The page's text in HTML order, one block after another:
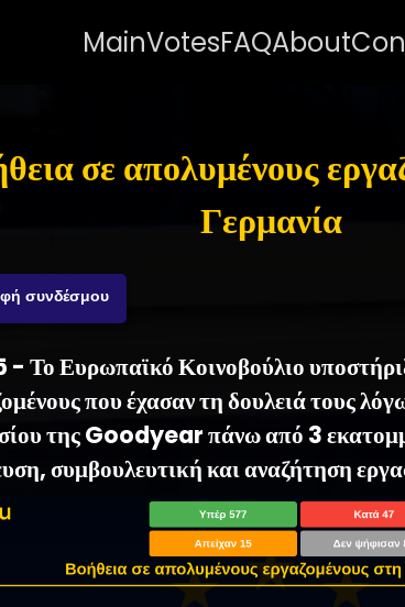
MainVotesFAQAbout
σε απολυμένους
Γερμανία
συνδέσμου
Το Ευρωπαϊκό Κοινοβούλιο
που έχασαν τη δουλειά τους
της Goodyear πάνω από 3
συμβουλευτική και αναζήτηση